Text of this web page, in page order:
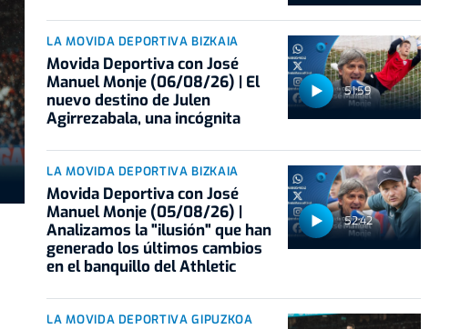
51:59
LA MOVIDA DEPORTIVA BIZKAIA
Movida Deportiva con José
Manuel Monje (06/08/26) | El
nuevo destino de Julen
Agirrezabala, una incógnita
52:42
LA MOVIDA DEPORTIVA BIZKAIA
Movida Deportiva con José
Manuel Monje (05/08/26) |
Analizamos la "ilusión" que han
generado los últimos cambios
en el banquillo del Athletic
LA MOVIDA DEPORTIVA GIPUZKOA